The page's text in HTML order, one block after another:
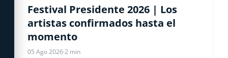
ESPECTACULOS
Festival Presidente 2026 | Los
artistas confirmados hasta el
momento
05 Ago 2026·2 min